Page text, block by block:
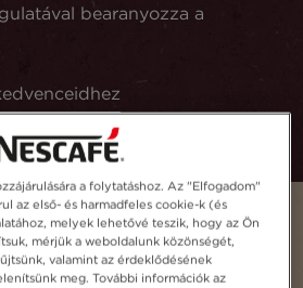
bearanyozza a
a folytatáshoz. Az "Elfogadom"
az első- és harmadfeles cookie-k (és
melyek lehetővé teszik, hogy az Ön
mérjük a weboldalunk közönségét,
valamint az érdeklődésének
meg. További információk az